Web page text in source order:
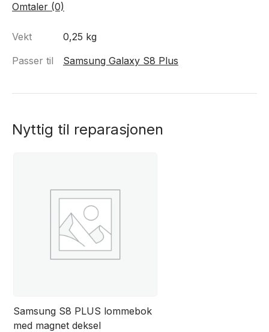
Omtaler (0)
Vekt
0,25 kg
Passer til
Samsung Galaxy S8 Plus
Nyttig til reparasjonen
Samsung S8 PLUS lommebok
med magnet deksel